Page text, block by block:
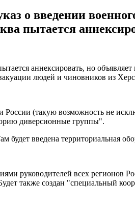
о введении
пытается
аннексировать, но
людей и чиновников из
России (такую возможность не
диверсионные группы".
введена территориальная
руководителей всех регионов
также создан "специальный